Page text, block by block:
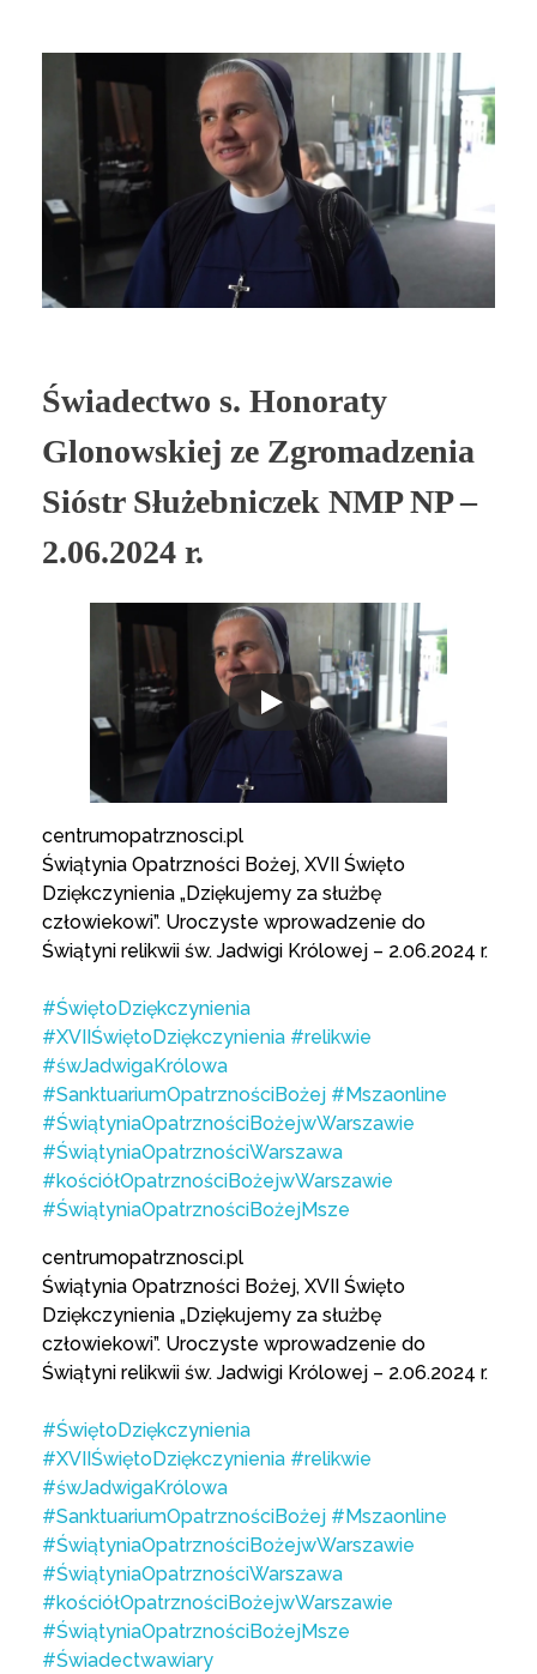
Świadectwo s. Honoraty
Glonowskiej ze Zgromadzenia
Sióstr Służebniczek NMP NP –
2.06.2024 r.
centrumopatrznosci.pl
Świątynia Opatrzności Bożej, XVII Święto
Dziękczynienia „Dziękujemy za służbę
człowiekowi”. Uroczyste wprowadzenie do
Świątyni relikwii św. Jadwigi Królowej – 2.06.2024 r.
#ŚwiętoDziękczynienia
#XVIIŚwiętoDziękczynienia #relikwie
#śwJadwigaKrólowa
#SanktuariumOpatrznościBożej #Mszaonline
#ŚwiątyniaOpatrznościBożejwWarszawie
#ŚwiątyniaOpatrznościWarszawa
#kościółOpatrznościBożejwWarszawie
#ŚwiątyniaOpatrznościBożejMsze
centrumopatrznosci.pl
Świątynia Opatrzności Bożej, XVII Święto
Dziękczynienia „Dziękujemy za służbę
człowiekowi”. Uroczyste wprowadzenie do
Świątyni relikwii św. Jadwigi Królowej – 2.06.2024 r.
#ŚwiętoDziękczynienia
#XVIIŚwiętoDziękczynienia #relikwie
#śwJadwigaKrólowa
#SanktuariumOpatrznościBożej #Mszaonline
#ŚwiątyniaOpatrznościBożejwWarszawie
#ŚwiątyniaOpatrznościWarszawa
#kościółOpatrznościBożejwWarszawie
#ŚwiątyniaOpatrznościBożejMsze
#Świadectwawiary